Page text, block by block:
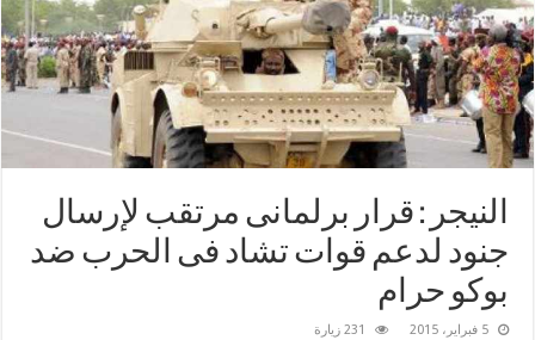
النيجر : قرار برلمانى مرتقب لإرسال
جنود لدعم قوات تشاد فى الحرب ضد
‫‏بوكو حرام‬
5 فبراير، 2015 231 زيارة